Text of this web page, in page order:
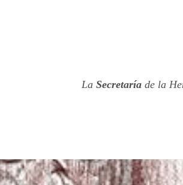
La Secretaría de la